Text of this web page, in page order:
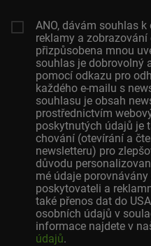
ANO, dávám souhlas
reklamy a zobrazování
přizpůsobena mnou
souhlas je dobrovolný
pomocí odkazu pro
každého e-mailu s
souhlasu je obsah
prostřednictvím
poskytnutých údajů je
chování (otevírání a
newsletteru) pro
důvodu
mé údaje
poskytovateli a
také přenos dat do
osobních údajů v
informace najdete v
údajů.